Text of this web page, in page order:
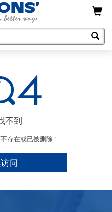
不到
存在或已被删除！
问